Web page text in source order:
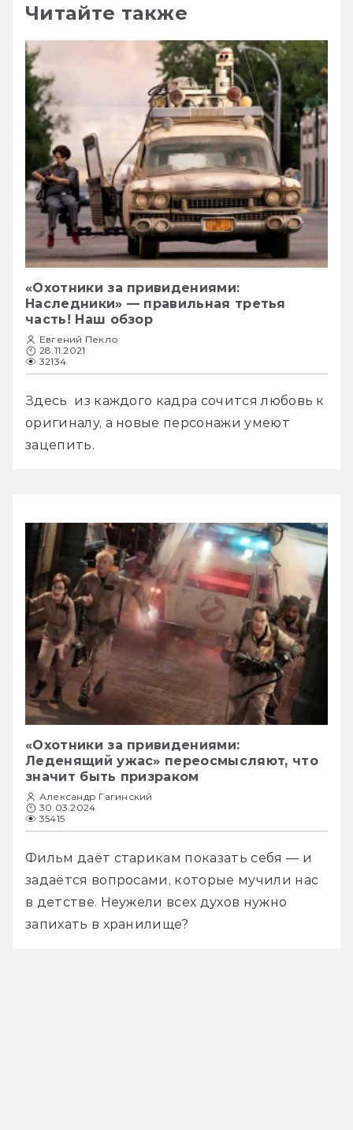
Читайте также
«Охотники за привидениями:
Наследники» — правильная третья
часть! Наш обзор
Евгений Пекло
28.11.2021
32134
Здесь  из каждого кадра сочится любовь к
оригиналу, а новые персонажи умеют
зацепить.
«Охотники за привидениями:
Леденящий ужас» переосмысляют, что
значит быть призраком
Александр Гагинский
30.03.2024
35415
Фильм даёт старикам показать себя — и
задаётся вопросами, которые мучили нас
в детстве. Неужели всех духов нужно
запихать в хранилище?